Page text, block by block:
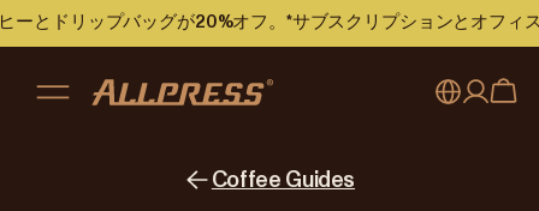
ーとドリップバッグが20%オフ。*サブスクリプションとオフィ
AustraliaMy account
Coffee Guides